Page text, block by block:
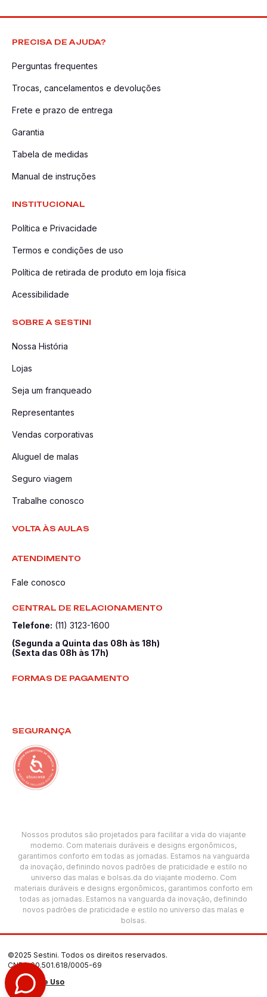
PRECISA DE AJUDA?
Perguntas frequentes
Trocas, cancelamentos e devoluções
Frete e prazo de entrega
Garantia
Tabela de medidas
Manual de instruções
INSTITUCIONAL
Política e Privacidade
Termos e condições de uso
Política de retirada de produto em loja física
Acessibilidade
SOBRE A SESTINI
Nossa História
Lojas
Seja um franqueado
Representantes
Vendas corporativas
Aluguel de malas
Seguro viagem
Trabalhe conosco
VOLTA ÀS AULAS
ATENDIMENTO
Fale conosco
CENTRAL DE RELACIONAMENTO
Telefone: (11) 3123-1600
(Segunda a Quinta das 08h às 18h)
(Sexta das 08h às 17h)
FORMAS DE PAGAMENTO
SEGURANÇA
Nossos produtos são projetados para facilitar a vida do viajante
moderno. Com materiais duráveis e designs ergonômicos,
garantimos conforto em todas as jornadas. Estamos na vanguarda
da inovação, definindo novos padrões de praticidade e estilo no
universo das malas e bolsas.da do viajante moderno. Com
materiais duráveis e designs ergonômicos, garantimos conforto em
todas as jornadas. Estamos na vanguarda da inovação, definindo
novos padrões de praticidade e estilo no universo das malas e
bolsas.
©2025 Sestini. Todos os direitos reservados.
CNPJ: 00.501.618/0005-69
Termos de Uso